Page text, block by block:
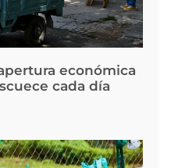
económica
cada día